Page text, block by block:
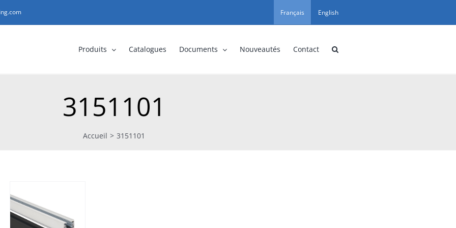
Français English
Produits Catalogues Documents Nouveautés Contact
3151101
Accueil > 3151101